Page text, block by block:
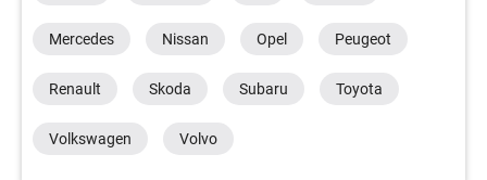
Mercedes Nissan Opel Peugeot
Renault Skoda Subaru Toyota
Volkswagen Volvo